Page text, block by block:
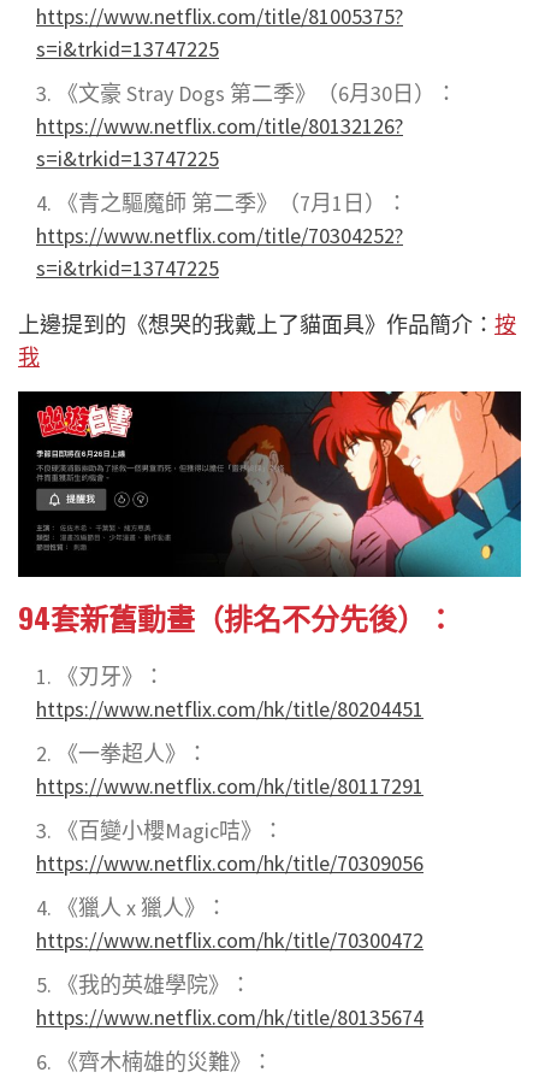
https://www.netflix.com/title/81005375?
s=i&trkid=13747225
《文豪 Stray Dogs 第二季》（6月30日）
：
https://www.netflix.com/title/80132126?
s=i&trkid=13747225
《青之驅魔師 第二季》（7月1日）
：
https://www.netflix.com/title/70304252?
s=i&trkid=13747225
上邊提到的《想哭的我戴上了貓面具》作品簡介： 按
我
94套新舊動畫（排名不分先後）：
《刃牙》：
https://www.netflix.com/hk/title/80204451
《一拳超人》：
https://www.netflix.com/hk/title/80117291
《百變小櫻Magic咭》：
https://www.netflix.com/hk/title/70309056
《獵人 x 獵人》：
https://www.netflix.com/hk/title/70300472
《我的英雄學院》：
https://www.netflix.com/hk/title/80135674
《齊木楠雄的災難》：